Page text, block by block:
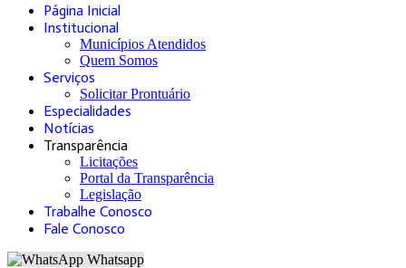
Página Inicial
Institucional
Municípios Atendidos
Quem Somos
Serviços
Solicitar Prontuário
Especialidades
Notícias
Transparência
Licitações
Portal da Transparência
Legislação
Trabalhe Conosco
Fale Conosco
Whatsapp